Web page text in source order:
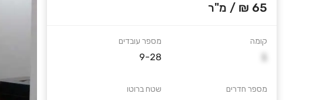
65 ₪
/ מ"ר
קומה
מספר חדרים
מספר עובדים
9-28
שטח ברוטו